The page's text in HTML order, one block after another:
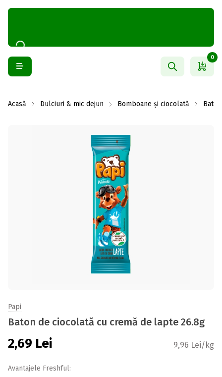
0
Acasă Dulciuri & mic dejun Bomboane și ciocolată
Papi
Baton de ciocolată cu cremă de lapte 26.8g
2,69 Lei 9,96 Lei/kg
Avantajele Freshful: